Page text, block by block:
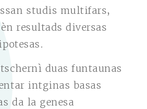
studis multifars,
resultads diversas
duas funtaunas
intginas basas
da la genesa